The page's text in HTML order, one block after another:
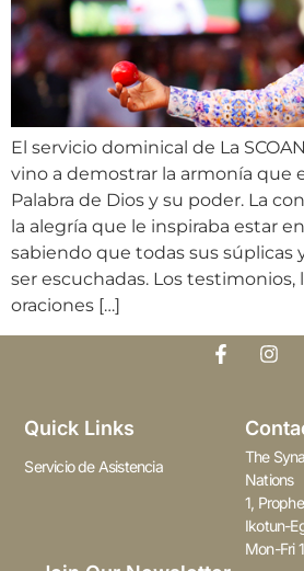
El servicio dominical de La
vino a demostrar la armonía que
Palabra de Dios y su poder. La
la alegría que le inspiraba estar
sabiendo que todas sus súplicas
ser escuchadas. Los testimonios,
oraciones […]
Quick Links
Servicio de Asistencia
The
Nations
1,
Ikotun-
Mon-Fri